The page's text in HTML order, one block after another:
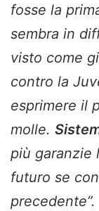
fosse la
sembra in
visto come
contro la
esprimere il
molle.
più garanzie
futuro se
precedente”.